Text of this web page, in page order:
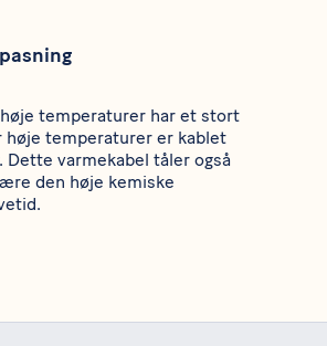
temperaturer har et stort
høje temperaturer er kablet
varmekabel tåler også
den høje kemiske